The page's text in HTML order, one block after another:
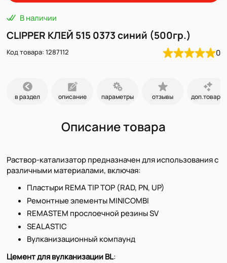
В наличии
CLIPPER КЛЕЙ 515 0373 синий (500гр.)
Код товара: 1287112 0
в раздел описание параметры отзывы доп.товары
Описание товара
Раствор-катализатор предназначен для использования с
различными материалами, включая:
Пластыри REMA TIP TOP (RAD, PN, UP)
Ремонтные элементы MINICOMBI
REMASTEM прослоечной резины SV
SEALASTIC
Вулканизационный компаунд
Цемент для вулканизации BL: